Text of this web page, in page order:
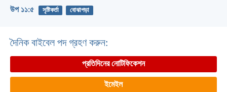
উপ ১১:৫ সৃষ্টিকর্তা বোঝাপড়া
দৈনিক বাইবেল পদ গ্রহণ করুন:
প্রতিদিনের নোটিফিকেশন
ইমেইল